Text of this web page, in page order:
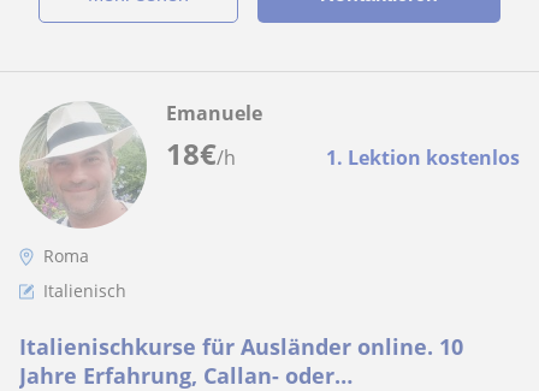
18€/h 1. Lektion kostenlos
Emanuele
Roma
Italienisch
Italienischkurse für Ausländer online. 10
Jahre Erfahrung, Callan- oder